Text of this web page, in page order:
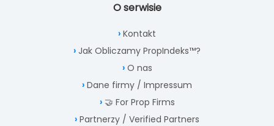
O serwisie
Kontakt
Jak Obliczamy PropIndeks™?
O nas
Dane firmy / Impressum
🤝 For Prop Firms
Partnerzy / Verified Partners